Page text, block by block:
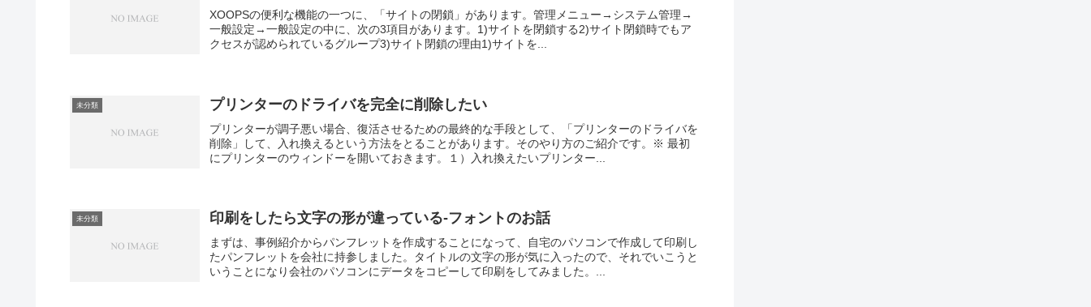
XOOPSの便利な機能の一つに、「サイトの閉鎖」があります。管理メニュー→システム管理→
一般設定→一般設定の中に、次の3項目があります。1)サイトを閉鎖する2)サイト閉鎖時でもア
クセスが認められているグループ3)サイト閉鎖の理由1)サイトを...
未分類 プリンターのドライバを完全に削除したい
プリンターが調子悪い場合、復活させるための最終的な手段として、「プリンターのドライバを
削除」して、入れ換えるという方法をとることがあります。そのやり方のご紹介です。※ 最初
にプリンターのウィンドーを開いておきます。１）入れ換えたいプリンター...
未分類 印刷をしたら文字の形が違っている-フォントのお話
まずは、事例紹介からパンフレットを作成することになって、自宅のパソコンで作成して印刷し
たパンフレットを会社に持参しました。タイトルの文字の形が気に入ったので、それでいこうと
いうことになり会社のパソコンにデータをコピーして印刷をしてみました。...